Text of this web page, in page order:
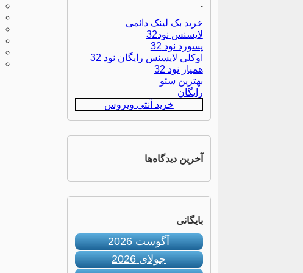
.
خرید بک لینک دائمی
لایسنس نود32
پسورد نود 32
اوکلی لایسنس رایگان نود 32
همیار نود 32
بهترین سئو
رایگان
خرید آنتی ویروس
آخرین دیدگاه‌ها
بایگانی
آگوست 2026
جولای 2026